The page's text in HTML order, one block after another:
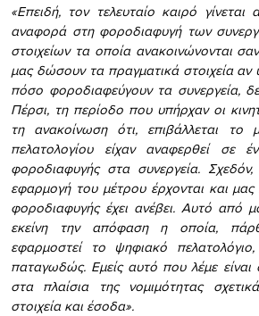
«Επειδή, τον τελευταίο καιρό
αναφορά στη φοροδιαφυγή των
στοιχείων τα οποία ανακοινώνονται
μας δώσουν τα πραγματικά στοιχεία αν
πόσο φοροδιαφεύγουν τα συνεργεία,
Πέρσι, τη περίοδο που υπήρχαν οι
τη ανακοίνωση ότι, επιβάλλεται το
πελατολογίου είχαν αναφερθεί σε
φοροδιαφυγής στα συνεργεία.
εφαρμογή του μέτρου έρχονται και
φοροδιαφυγής έχει ανέβει. Αυτό από
εκείνη την απόφαση η οποία,
εφαρμοστεί το ψηφιακό πελατολόγιο,
παταγωδώς. Εμείς αυτό που λέμε είναι
στα πλαίσια της νομιμότητας
στοιχεία και έσοδα».